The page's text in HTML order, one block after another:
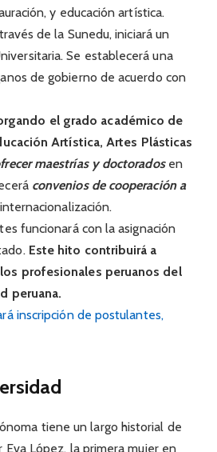
y educación artística.
de la Sunedu, iniciará un
Se establecerá una
de gobierno de acuerdo con
el grado académico de
Artística, Artes Plásticas
maestrías y doctoradosen
convenios de cooperación a
funcionará con la asignación
Este hito contribuirá a
profesionales peruanos del
peruana.
inscripción de postulantes,
tiene un largo historial de
López, la primera mujer en